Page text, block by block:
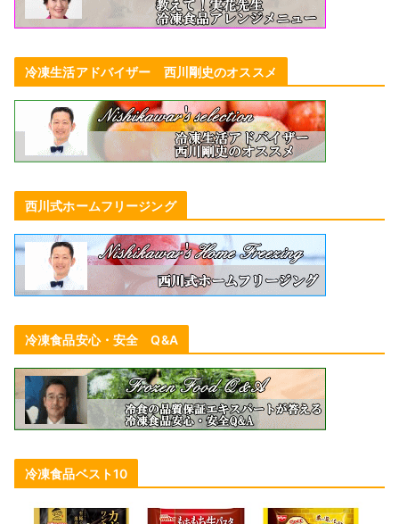
冷凍生活アドバイザー 西川剛史のオススメ
西川式ホームフリージング
冷凍食品安心・安全 Q&A
冷凍食品ベスト10